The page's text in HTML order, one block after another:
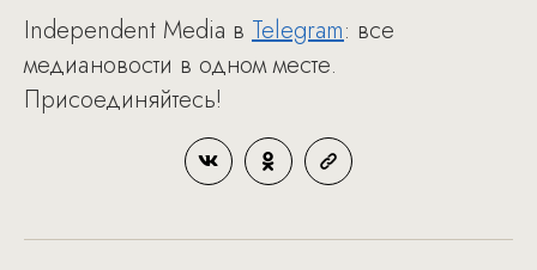
Independent Media в Telegram: все
медиановости в одном месте.
Присоединяйтесь!